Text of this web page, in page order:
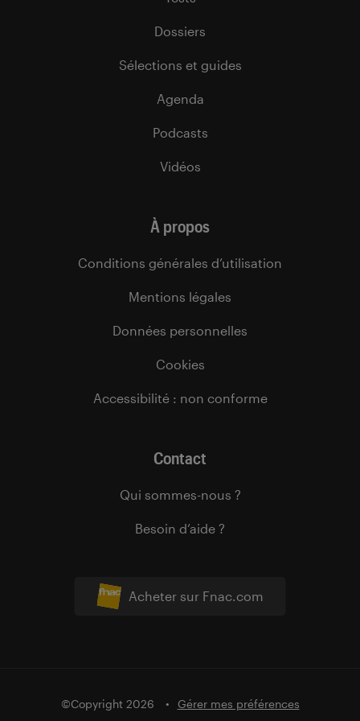
Acheter sur Fnac.com
Dossiers
Sélections et guides
Agenda
Podcasts
Vidéos
À propos
Conditions générales d’utilisation
Mentions légales
Données personnelles
Cookies
Accessibilité : non conforme
Contact
Qui sommes-nous ?
Besoin d’aide ?
©Copyright 2026 Gérer mes préférences